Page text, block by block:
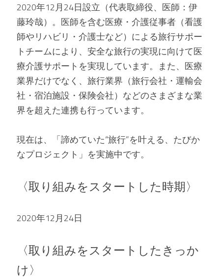
2020年12月24日設立（代表取締役、医師：伊
藤玲哉）。医師を含む医療・介護従事者（看護
師やリハビリ・介護士など）による旅行サポー
トチームにより、安全な旅行の実現に向けて医
療介護サポートを実現しています。また、医療
業界だけでなく、旅行業界（旅行会社・運輸会
社・宿泊施設・保険会社）などのさまざまな業
界を超えた連携も行っています。
現在は、「諦めていた“旅行”を叶える、たびか
なプロジェクト」を実施中です。
〈取り組みをスタートした時期〉
2020年12月24日
〈取り組みをスタートしたきっか
け〉